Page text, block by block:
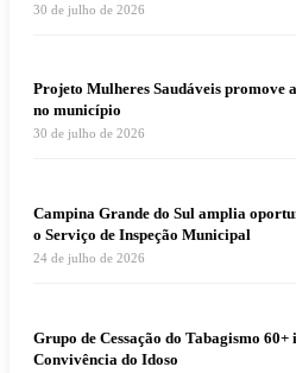
30 de julho de 2026
Projeto Mulheres Saudáveis promove
no município
30 de julho de 2026
Campina Grande do Sul amplia
o Serviço de Inspeção Municipal
24 de julho de 2026
Grupo de Cessação do Tabagismo
Convivência do Idoso